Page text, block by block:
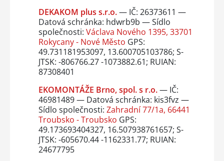
DEKAKOM plus s.r.o.— IČ: 26373611 —
Datová schránka: hdwrb9b — Sídlo
společnosti: Václava Nového 1395, 33701
Rokycany - Nové Město GPS:
49.731181953097, 13.600705103786; S-
JTSK: -806766.27 -1073882.61; RUIAN:
87308401
EKOMONTÁŽE Brno, spol. s r.o.— IČ:
46981489 — Datová schránka: kis3fvz —
Sídlo společnosti: Zahradní 77/1a, 66441
Troubsko - Troubsko GPS:
49.173693404327, 16.507938761657; S-
JTSK: -605670.44 -1162331.77; RUIAN:
24677795